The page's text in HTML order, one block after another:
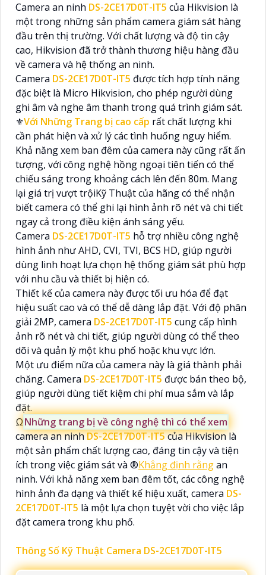
Camera an ninh DS-2CE17D0T-IT5 của Hikvision là
một trong những sản phẩm camera giám sát hàng
đầu trên thị trường. Với chất lượng và độ tin cậy
cao, Hikvision đã trở thành thương hiệu hàng đầu
về camera và hệ thống an ninh.
Camera DS-2CE17D0T-IT5 được tích hợp tính năng
đặc biệt là Micro Hikvision, cho phép người dùng
ghi âm và nghe âm thanh trong quá trình giám sát.
⚜️Với Những Trang bị cao cấp rất chất lượng khi
cần phát hiện và xử lý các tình huống nguy hiểm.
Khả năng xem ban đêm của camera này cũng rất ấn
tượng, với công nghệ hồng ngoại tiên tiến có thể
chiếu sáng trong khoảng cách lên đến 80m. Mang
lại giá trị vượt trộiKỹ Thuật của hãng có thể nhận
biết camera có thể ghi lại hình ảnh rõ nét và chi tiết
ngay cả trong điều kiện ánh sáng yếu.
Camera DS-2CE17D0T-IT5 hỗ trợ nhiều công nghệ
hình ảnh như AHD, CVI, TVI, BCS HD, giúp người
dùng linh hoạt lựa chọn hệ thống giám sát phù hợp
với nhu cầu và thiết bị hiện có.
Thiết kế của camera này được tối ưu hóa để đạt
hiệu suất cao và có thể dễ dàng lắp đặt. Với độ phân
giải 2MP, camera DS-2CE17D0T-IT5 cung cấp hình
ảnh rõ nét và chi tiết, giúp người dùng có thể theo
dõi và quản lý một khu phố hoặc khu vực lớn.
Một ưu điểm nữa của camera này là giá thành phải
chăng. Camera DS-2CE17D0T-IT5 được bán theo bộ,
giúp người dùng tiết kiệm chi phí mua sắm và lắp
đặt.
ΩNhững trang bị về công nghệ thì có thể xem
camera an ninhDS-2CE17D0T-IT5của Hikvision là
một sản phẩm chất lượng cao, đáng tin cậy và tiện
ích trong việc giám sát và ®️Khẳng định rằngan
ninh. Với khả năng xem ban đêm tốt, các công nghệ
hình ảnh đa dạng và thiết kế hiệu xuất, camera DS-
2CE17D0T-IT5 là một lựa chọn tuyệt vời cho việc lắp
đặt camera trong khu phố.
Thông Số Kỹ Thuật Camera DS-2CE17D0T-IT5